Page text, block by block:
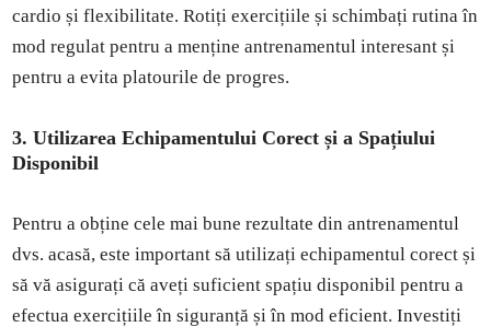
cardio și flexibilitate. Rotiți exercițiile și schimbați rutina în
mod regulat pentru a menține antrenamentul interesant și
pentru a evita platourile de progres.
3. Utilizarea Echipamentului Corect și a Spațiului
Disponibil
Pentru a obține cele mai bune rezultate din antrenamentul
dvs. acasă, este important să utilizați echipamentul corect și
să vă asigurați că aveți suficient spațiu disponibil pentru a
efectua exercițiile în siguranță și în mod eficient. Investiți